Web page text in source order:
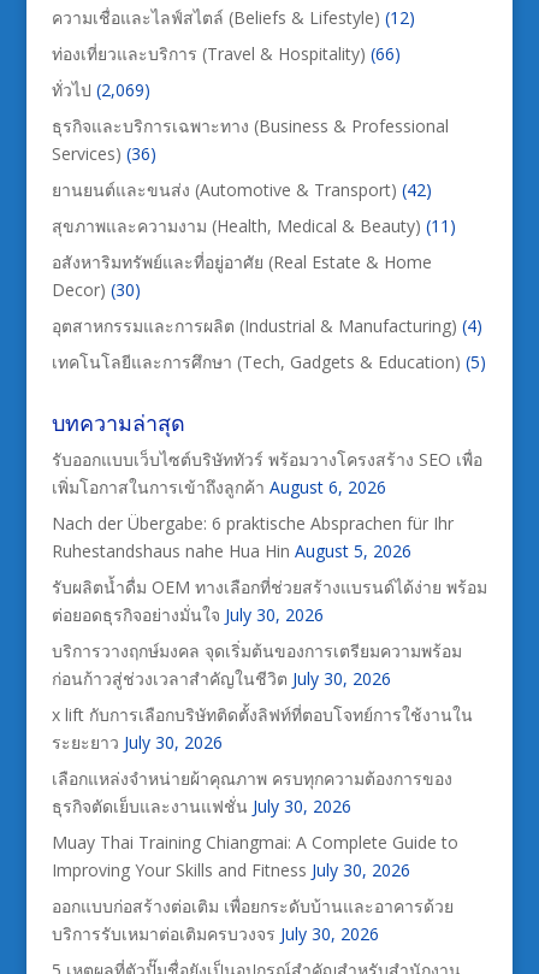
ความเชื่อและไลฟ์สไตล์ (Beliefs & Lifestyle) (12)
ท่องเที่ยวและบริการ (Travel & Hospitality) (66)
ทั่วไป (2,069)
ธุรกิจและบริการเฉพาะทาง (Business & Professional
Services) (36)
ยานยนต์และขนส่ง (Automotive & Transport) (42)
สุขภาพและความงาม (Health, Medical & Beauty) (11)
อสังหาริมทรัพย์และที่อยู่อาศัย (Real Estate & Home
Decor) (30)
อุตสาหกรรมและการผลิต (Industrial & Manufacturing) (4)
เทคโนโลยีและการศึกษา (Tech, Gadgets & Education) (5)
บทความล่าสุด
รับออกแบบเว็บไซต์บริษัททัวร์ พร้อมวางโครงสร้าง SEO เพื่อ
เพิ่มโอกาสในการเข้าถึงลูกค้า August 6, 2026
Nach der Übergabe: 6 praktische Absprachen für Ihr
Ruhestandshaus nahe Hua Hin August 5, 2026
รับผลิตน้ำดื่ม OEM ทางเลือกที่ช่วยสร้างแบรนด์ได้ง่าย พร้อม
ต่อยอดธุรกิจอย่างมั่นใจ July 30, 2026
บริการวางฤกษ์มงคล จุดเริ่มต้นของการเตรียมความพร้อม
ก่อนก้าวสู่ช่วงเวลาสำคัญในชีวิต July 30, 2026
x lift กับการเลือกบริษัทติดตั้งลิฟท์ที่ตอบโจทย์การใช้งานใน
ระยะยาว July 30, 2026
เลือกแหล่งจำหน่ายผ้าคุณภาพ ครบทุกความต้องการของ
ธุรกิจตัดเย็บและงานแฟชั่น July 30, 2026
Muay Thai Training Chiangmai: A Complete Guide to
Improving Your Skills and Fitness July 30, 2026
ออกแบบก่อสร้างต่อเติม เพื่อยกระดับบ้านและอาคารด้วย
บริการรับเหมาต่อเติมครบวงจร July 30, 2026